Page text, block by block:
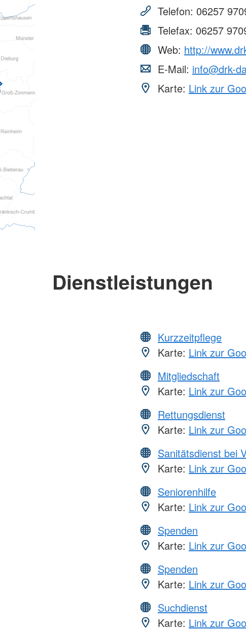
Telefon: 06257
Telefax: 06257
Web: http://
E-Mail: info@drk-
Karte: Link zur
Dienstleistungen
Kurzzeitpflege
Karte: Link zur
Mitgliedschaft
Karte: Link zur
Rettungsdienst
Karte: Link zur
Sanitätsdienst bei
Karte: Link zur
Seniorenhilfe
Karte: Link zur
Spenden
Karte: Link zur
Spenden
Karte: Link zur
Suchdienst
Karte: Link zur